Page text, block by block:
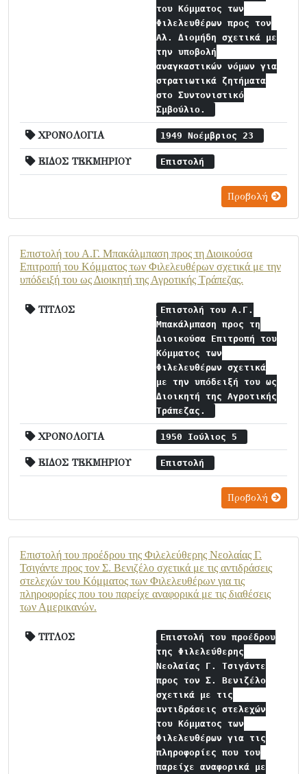
του Κόμματος των
Φιλελευθέρων προς τον
Αλ. Διομήδη σχετικά με
την υποβολή
αναγκαστικών νόμων για
στρατιωτικά ζητήματα
στο Συντονιστικό
Σμβούλιο.
ΧΡΟΝΟΛΟΓΙΑ 1949 Νοέμβριος 23
ΕΙΔΟΣ ΤΕΚΜΗΡΙΟΥ Επιστολή
Προβολή
Επιστολή του Α.Γ. Μπακάλμπαση προς τη Διοικούσα
Επιτροπή του Κόμματος των Φιλελευθέρων σχετικά με την
υπόδειξή του ως Διοικητή της Αγροτικής Τράπεζας.
ΤΙΤΛΟΣ
Επιστολή του Α.Γ.
Μπακάλμπαση προς τη
Διοικούσα Επιτροπή του
Κόμματος των
Φιλελευθέρων σχετικά
με την υπόδειξή του ως
Διοικητή της Αγροτικής
Τράπεζας.
ΧΡΟΝΟΛΟΓΙΑ 1950 Ιούλιος 5
ΕΙΔΟΣ ΤΕΚΜΗΡΙΟΥ Επιστολή
Προβολή
Επιστολή του προέδρου της Φιλελεύθερης Νεολαίας Γ.
Τσιγάντε προς τον Σ. Βενιζέλο σχετικά με τις αντιδράσεις
στελεχών του Κόμματος των Φιλελευθέρων για τις
πληροφορίες που του παρείχε αναφορικά με τις διαθέσεις
των Αμερικανών.
ΤΙΤΛΟΣ
Επιστολή του προέδρου
της Φιλελεύθερης
Νεολαίας Γ. Τσιγάντε
προς τον Σ. Βενιζέλο
σχετικά με τις
αντιδράσεις στελεχών
του Κόμματος των
Φιλελευθέρων για τις
πληροφορίες που του
παρείχε αναφορικά με